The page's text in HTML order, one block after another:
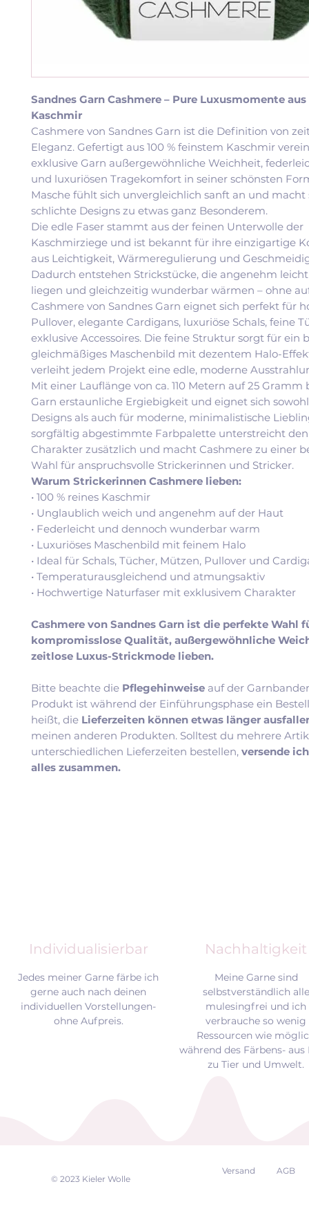
Sandnes Garn Cashmere – Pure Luxusmomente aus
Kaschmir
Cashmere von Sandnes Garn ist die Definition von
Eleganz. Gefertigt aus 100 % feinstem Kaschmir
exklusive Garn außergewöhnliche Weichheit,
und luxuriösen Tragekomfort in seiner schönsten
Masche fühlt sich unvergleichlich sanft an und macht
schlichte Designs zu etwas ganz Besonderem.
Die edle Faser stammt aus der feinen Unterwolle der
Kaschmirziege und ist bekannt für ihre einzigartige
aus Leichtigkeit, Wärmeregulierung und
Dadurch entstehen Strickstücke, die angenehm
liegen und gleichzeitig wunderbar wärmen – ohne
Cashmere von Sandnes Garn eignet sich perfekt für
Pullover, elegante Cardigans, luxuriöse Schals, feine
exklusive Accessoires. Die feine Struktur sorgt für ein
gleichmäßiges Maschenbild mit dezentem Halo-
verleiht jedem Projekt eine edle, moderne
Mit einer Lauflänge von ca. 110 Metern auf 25 Gramm
Garn erstaunliche Ergiebigkeit und eignet sich
Designs als auch für moderne, minimalistische
sorgfältig abgestimmte Farbpalette unterstreicht
Charakter zusätzlich und macht Cashmere zu einer
Wahl für anspruchsvolle Strickerinnen und Stricker.
Warum Strickerinnen Cashmere lieben:
• 100 % reines Kaschmir
• Unglaublich weich und angenehm auf der Haut
• Federleicht und dennoch wunderbar warm
• Luxuriöses Maschenbild mit feinem Halo
• Ideal für Schals, Tücher, Mützen, Pullover und
• Temperaturausgleichend und atmungsaktiv
• Hochwertige Naturfaser mit exklusivem Charakter
Cashmere von Sandnes Garn ist die perfekte Wahl
kompromisslose Qualität, außergewöhnliche
zeitlose Luxus-Strickmode lieben.
Bitte beachte die Pflegehinweise auf der
Produkt ist während der Einführungsphase ein
heißt, die Lieferzeiten können etwas länger
meinen anderen Produkten. Solltest du mehrere
unterschiedlichen Lieferzeiten bestellen, versende
alles zusammen.
Individualisierbar Nachhaltigkeit
Jedes meiner Garne färbe ich
gerne auch nach deinen
individuellen Vorstellungen-
ohne Aufpreis.
Meine Garne sind
selbstverständlich alle
mulesingfrei und ich
verbrauche so wenig
Ressourcen wie
während des Färbens- aus
zu Tier und Umwelt.
© 2023 Kieler Wolle
Versand AGB